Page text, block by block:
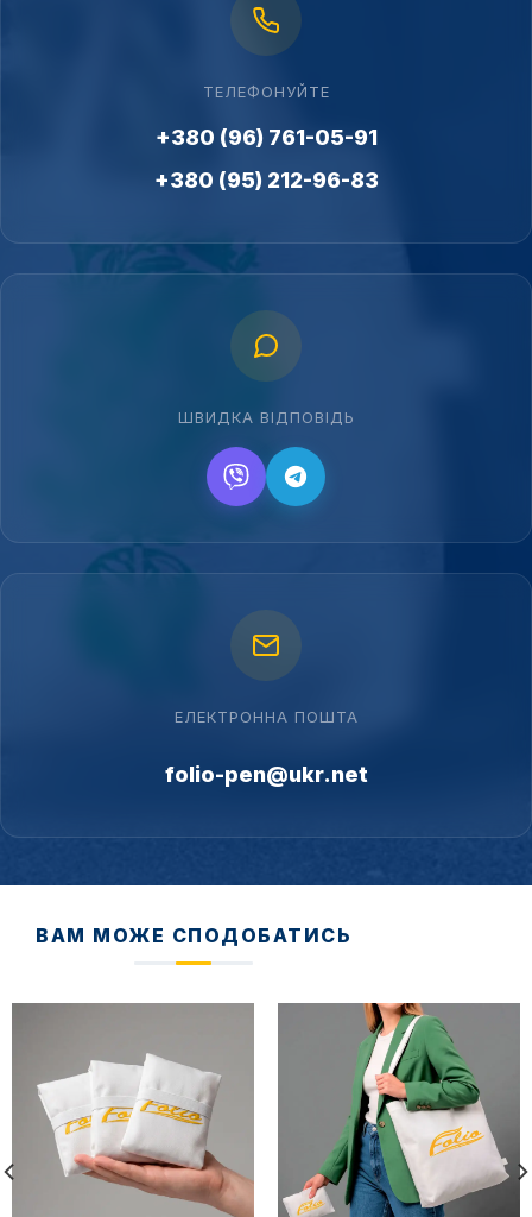
ТЕЛЕФОНУЙТЕ
+380 (96) 761-05-91
+380 (95) 212-96-83
ШВИДКА ВІДПОВІДЬ
ЕЛЕКТРОННА ПОШТА
folio-pen@ukr.net
ВАМ МОЖЕ СПОДОБАТИСЬ